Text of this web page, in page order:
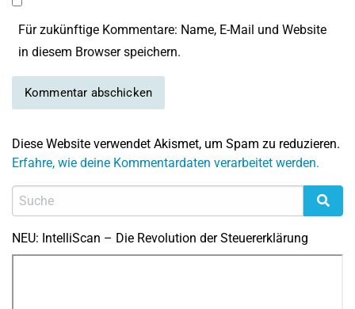
Für zukünftige Kommentare: Name, E-Mail und Website
in diesem Browser speichern.
Diese Website verwendet Akismet, um Spam zu reduzieren.
Erfahre, wie deine Kommentardaten verarbeitet werden.
NEU: IntelliScan – Die Revolution der Steuererklärung